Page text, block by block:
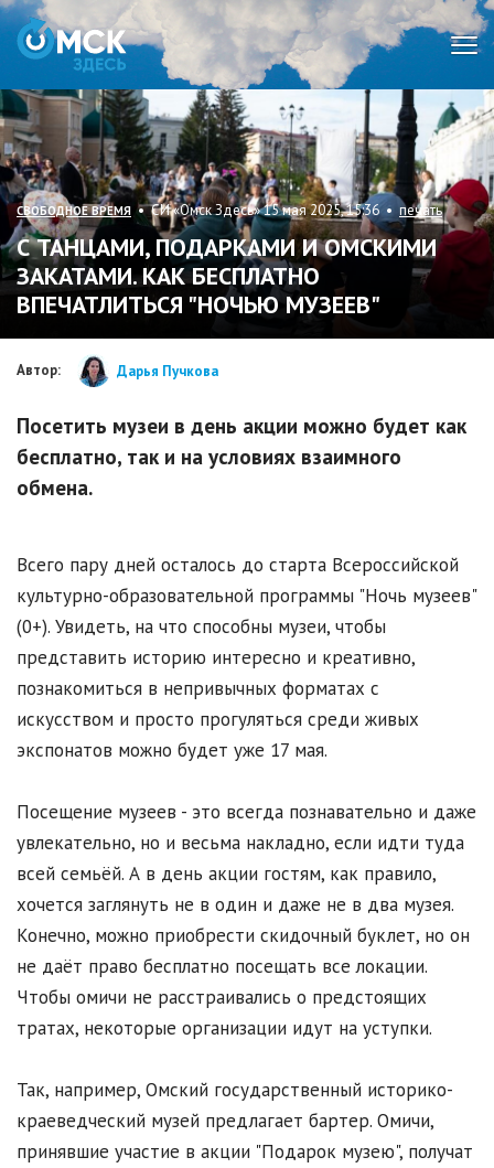
СВОБОДНОЕ ВРЕМЯ • СИ «Омск Здесь» 15 мая 2025, 15:36 •печать
С ТАНЦАМИ, ПОДАРКАМИ И ОМСКИМИ
ЗАКАТАМИ. КАК БЕСПЛАТНО
ВПЕЧАТЛИТЬСЯ "НОЧЬЮ МУЗЕЕВ"
Автор: Дарья Пучкова
Посетить музеи в день акции можно будет как
бесплатно, так и на условиях взаимного
обмена.
Всего пару дней осталось до старта Всероссийской
культурно-образовательной программы "Ночь музеев"
(0+). Увидеть, на что способны музеи, чтобы
представить историю интересно и креативно,
познакомиться в непривычных форматах с
искусством и просто прогуляться среди живых
экспонатов можно будет уже 17 мая.
Посещение музеев - это всегда познавательно и даже
увлекательно, но и весьма накладно, если идти туда
всей семьёй. А в день акции гостям, как правило,
хочется заглянуть не в один и даже не в два музея.
Конечно, можно приобрести скидочный буклет, но он
не даёт право бесплатно посещать все локации.
Чтобы омичи не расстраивались о предстоящих
тратах, некоторые организации идут на уступки.
Так, например, Омский государственный историко-
краеведческий музей предлагает бартер. Омичи,
принявшие участие в акции "Подарок музею", получат